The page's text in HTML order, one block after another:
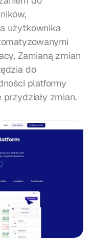
użytkownika
Zamianą zmian
do
platformy
zmian.